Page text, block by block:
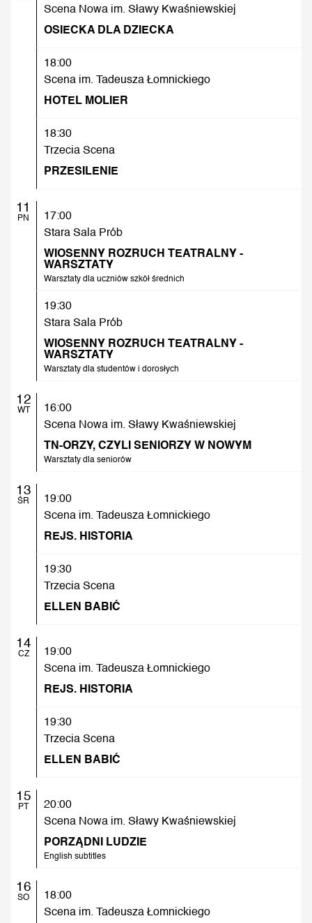
OSIECKA DLA DZIECKA
Scena Nowa im. Sławy Kwaśniewskiej
HOTEL MOLIER
18:00
Scena im. Tadeusza Łomnickiego
PRZESILENIE
18:30
Trzecia Scena
11
PN
WIOSENNY ROZRUCH TEATRALNY -
WARSZTATY
Warsztaty dla uczniów szkół średnich
17:00
Stara Sala Prób
WIOSENNY ROZRUCH TEATRALNY -
WARSZTATY
Warsztaty dla studentów i dorosłych
19:30
Stara Sala Prób
12
WT
TN-ORZY, CZYLI SENIORZY W NOWYM
Warsztaty dla seniorów
16:00
Scena Nowa im. Sławy Kwaśniewskiej
13
ŚR
REJS. HISTORIA
19:00
Scena im. Tadeusza Łomnickiego
ELLEN BABIĆ
19:30
Trzecia Scena
14
CZ
REJS. HISTORIA
19:00
Scena im. Tadeusza Łomnickiego
ELLEN BABIĆ
19:30
Trzecia Scena
15
PT
PORZĄDNI LUDZIE
English subtitles
20:00
Scena Nowa im. Sławy Kwaśniewskiej
16
SO
18:00
Scena im. Tadeusza Łomnickiego